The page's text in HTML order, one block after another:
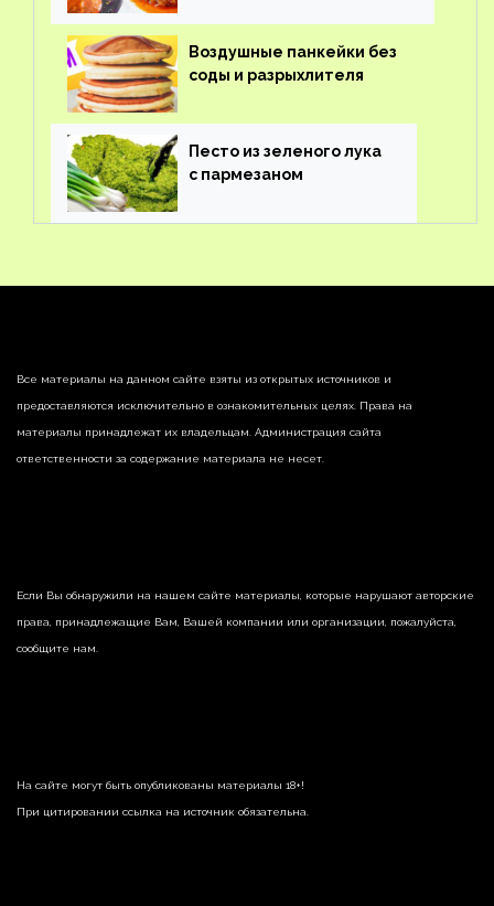
Воздушные панкейки без
соды и разрыхлителя
Песто из зеленого лука
с пармезаном
Все материалы на данном сайте взяты из открытых источников и
предоставляются исключительно в ознакомительных целях. Права на
материалы принадлежат их владельцам. Администрация сайта
ответственности за содержание материала не несет.
Если Вы обнаружили на нашем сайте материалы, которые нарушают авторские
права, принадлежащие Вам, Вашей компании или организации, пожалуйста,
сообщите нам.
На сайте могут быть опубликованы материалы 18+!
При цитировании ссылка на источник обязательна.